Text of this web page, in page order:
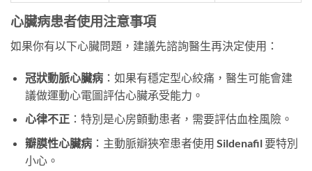
心臟病患者使用注意事項
如果你有以下心臟問題，建議先諮詢醫生再決定使用：
冠狀動脈心臟病：如果有穩定型心絞痛，醫生可能會建
議做運動心電圖評估心臟承受能力。
心律不正：特別是心房顫動患者，需要評估血栓風險。
瓣膜性心臟病：主動脈瓣狹窄患者使用 Sildenafil 要特別
小心。